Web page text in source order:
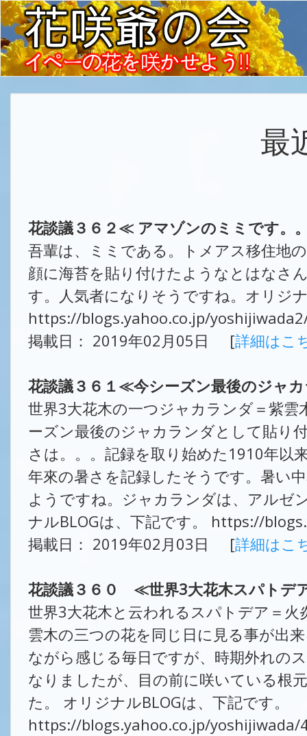
最
花談議３６２≪ アマゾンのミミです。
吾輩は、ミミである。トメアス移住地
顔に海苔を貼り付けたようなとはなさ
す。人気者になりそうですね。オリジ
https://blogs.yahoo.co.jp/
掲載日： 2019年02月05日 [詳細はこ
花談議３６１≪今シーズン最後のジャ
世界3大花木の一つジャカランダ＝紫
ーズン最後のジャカランダとして貼り
さは。。。記録を取り始めた1910年以
年來の暑さを記録したそうです。暑い
ようですね。ジャカランダは、アルゼ
ナルBLOGは、下記です。 https://
掲載日： 2019年02月03日 [詳細はこ
花談議３６０ ≪世界3大花木スパトデ
世界3大花木と云われるスパトデア＝
雲木の三つの花を同じ日に見る事が出
ながら感じる毎日ですが、時期外れの
なりましたが、目の前に咲いている根
た。 オリジナルBLOGは、下記です。
https://blogs.yahoo.co.jp/yoshijiwada/